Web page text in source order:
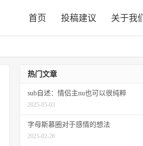
首页 投稿建议 关于我们
热门文章
sub自述：情侣主nu也可以很纯粹
2025-05-03
字母斯慕圈对于感情的想法
2025-02-26